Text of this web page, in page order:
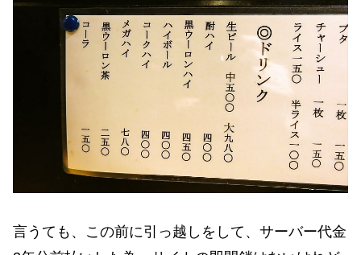
言うても、この前に引っ越しをして、サーバー代金